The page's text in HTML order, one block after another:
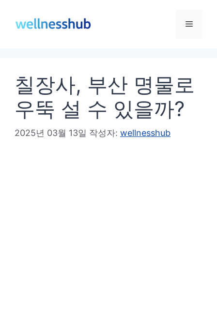
메
칠장사, 부산 명물로
우뚝 설 수 있을까?
2025년 03월 13일 작성자: wellnesshub